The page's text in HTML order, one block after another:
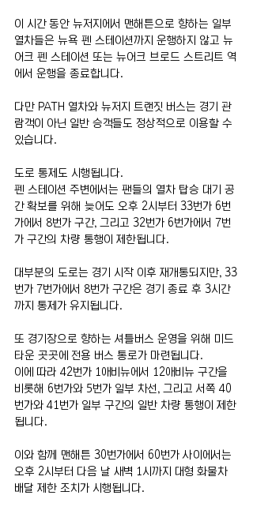
이 시간 동안 뉴저지에서 맨해튼으로 향하는 일부
열차들은 뉴욕 펜 스테이션까지 운행하지 않고 뉴
어크 펜 스테이션 또는 뉴어크 브로드 스트리트 역
에서 운행을 종료합니다.
다만 PATH 열차와 뉴저지 트랜짓 버스는 경기 관
람객이 아닌 일반 승객들도 정상적으로 이용할 수
있습니다.
도로 통제도 시행됩니다.
펜 스테이션 주변에서는 팬들의 열차 탑승 대기 공
간 확보를 위해 늦어도 오후 2시부터 33번가 6번
가에서 8번가 구간, 그리고 32번가 6번가에서 7번
가 구간의 차량 통행이 제한됩니다.
대부분의 도로는 경기 시작 이후 재개통되지만, 33
번가 7번가에서 8번가 구간은 경기 종료 후 3시간
까지 통제가 유지됩니다.
또 경기장으로 향하는 셔틀버스 운영을 위해 미드
타운 곳곳에 전용 버스 통로가 마련됩니다.
이에 따라 42번가 1애비뉴에서 12애비뉴 구간을
비롯해 6번가와 5번가 일부 차선, 그리고 서쪽 40
번가와 41번가 일부 구간의 일반 차량 통행이 제한
됩니다.
이와 함께 맨해튼 30번가에서 60번가 사이에서는
오후 2시부터 다음 날 새벽 1시까지 대형 화물차
배달 제한 조치가 시행됩니다.